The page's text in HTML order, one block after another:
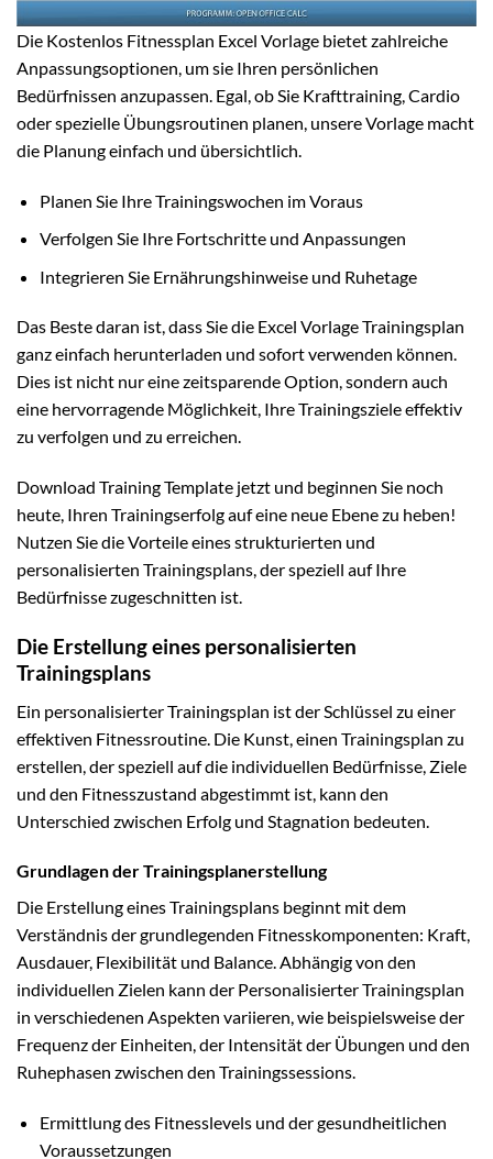
Die Kostenlos Fitnessplan Excel Vorlage bietet zahlreiche
Anpassungsoptionen, um sie Ihren persönlichen
Bedürfnissen anzupassen. Egal, ob Sie Krafttraining, Cardio
oder spezielle Übungsroutinen planen, unsere Vorlage macht
die Planung einfach und übersichtlich.
Planen Sie Ihre Trainingswochen im Voraus
Verfolgen Sie Ihre Fortschritte und Anpassungen
Integrieren Sie Ernährungshinweise und Ruhetage
Das Beste daran ist, dass Sie die Excel Vorlage Trainingsplan
ganz einfach herunterladen und sofort verwenden können.
Dies ist nicht nur eine zeitsparende Option, sondern auch
eine hervorragende Möglichkeit, Ihre Trainingsziele effektiv
zu verfolgen und zu erreichen.
Download Training Template jetzt und beginnen Sie noch
heute, Ihren Trainingserfolg auf eine neue Ebene zu heben!
Nutzen Sie die Vorteile eines strukturierten und
personalisierten Trainingsplans, der speziell auf Ihre
Bedürfnisse zugeschnitten ist.
Die Erstellung eines personalisierten
Trainingsplans
Ein personalisierter Trainingsplan ist der Schlüssel zu einer
effektiven Fitnessroutine. Die Kunst, einen Trainingsplan zu
erstellen, der speziell auf die individuellen Bedürfnisse, Ziele
und den Fitnesszustand abgestimmt ist, kann den
Unterschied zwischen Erfolg und Stagnation bedeuten.
Grundlagen der Trainingsplanerstellung
Die Erstellung eines Trainingsplans beginnt mit dem
Verständnis der grundlegenden Fitnesskomponenten: Kraft,
Ausdauer, Flexibilität und Balance. Abhängig von den
individuellen Zielen kann der Personalisierter Trainingsplan
in verschiedenen Aspekten variieren, wie beispielsweise der
Frequenz der Einheiten, der Intensität der Übungen und den
Ruhephasen zwischen den Trainingssessions.
Ermittlung des Fitnesslevels und der gesundheitlichen
Voraussetzungen